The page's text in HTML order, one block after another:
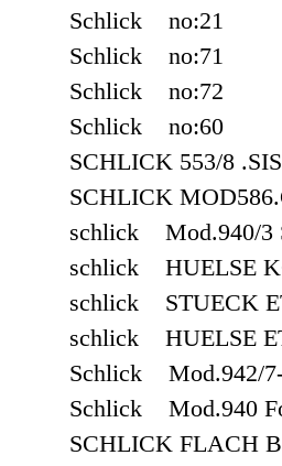
Schlick no:21
Schlick no:71
Schlick no:72
Schlick no:60
SCHLICK 553/8
SCHLICK
schlick Mod.940/3
schlick HUELSE
schlick STUECK
schlick HUELSE
Schlick Mod.942/7-
Schlick Mod.940
SCHLICK FLACH